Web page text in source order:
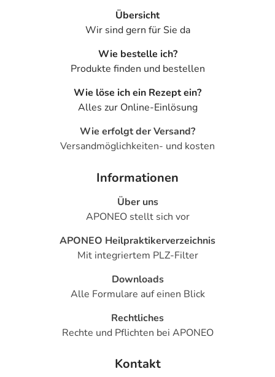
Zudem sind für die postoperative Versorgung
ausschließlich Medizinprodukte geeignet, die
Wundheilung verzögert wird.
Sie den Daumen auf die Flaschenschulter, die anderen
Hand leicht ab.
Neigen Sie den Kopf leicht nach hinten und ziehen mit der
anderen Hand das untere Augenlid leicht herab. Üben Sie
kräftigen Druck auf den Flaschenboden aus und träufeln
den Tropfen in den Bindehautsack. Dank des speziellen
COMOD® Pumpsystems tritt genau 1 Tropfen aus.
der Augenoberfläche zu verteilen. Nach Gebrauch die
Übersicht
Wir sind gern für Sie da
Wie bestelle ich?
Produkte finden und bestellen
Wie löse ich ein Rezept ein?
Alles zur Online-Einlösung
Wie erfolgt der Versand?
Versandmöglichkeiten- und kosten
Informationen
Über uns
APONEO stellt sich vor
APONEO Heilpraktikerverzeichnis
Mit integriertem PLZ-Filter
Downloads
Alle Formulare auf einen Blick
Rechtliches
Rechte und Pflichten bei APONEO
Kontakt